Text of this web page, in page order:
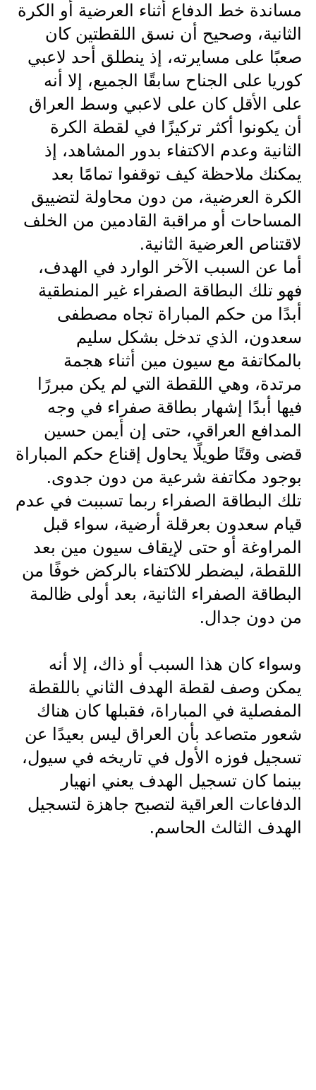
مساندة خط الدفاع أثناء العرضية أو الكرة
الثانية، وصحيح أن نسق اللقطتين كان
صعبًا على مسايرته، إذ ينطلق أحد لاعبي
كوريا على الجناح سابقًا الجميع، إلا أنه
على الأقل كان على لاعبي وسط العراق
أن يكونوا أكثر تركيزًا في لقطة الكرة
الثانية وعدم الاكتفاء بدور المشاهد، إذ
يمكنك ملاحظة كيف توقفوا تمامًا بعد
الكرة العرضية، من دون محاولة لتضييق
المساحات أو مراقبة القادمين من الخلف
لاقتناص العرضية الثانية.
أما عن السبب الآخر الوارد في الهدف،
فهو تلك البطاقة الصفراء غير المنطقية
أبدًا من حكم المباراة تجاه مصطفى
سعدون، الذي تدخل بشكل سليم
بالمكاتفة مع سيون مين أثناء هجمة
مرتدة، وهي اللقطة التي لم يكن مبررًا
فيها أبدًا إشهار بطاقة صفراء في وجه
المدافع العراقي، حتى إن أيمن حسين
قضى وقتًا طويلًا يحاول إقناع حكم المباراة
بوجود مكاتفة شرعية من دون جدوى.
تلك البطاقة الصفراء ربما تسببت في عدم
قيام سعدون بعرقلة أرضية، سواء قبل
المراوغة أو حتى لإيقاف سيون مين بعد
اللقطة، ليضطر للاكتفاء بالركض خوفًا من
البطاقة الصفراء الثانية، بعد أولى ظالمة
من دون جدال.
وسواء كان هذا السبب أو ذاك، إلا أنه
يمكن وصف لقطة الهدف الثاني باللقطة
المفصلية في المباراة، فقبلها كان هناك
شعور متصاعد بأن العراق ليس بعيدًا عن
تسجيل فوزه الأول في تاريخه في سيول،
بينما كان تسجيل الهدف يعني انهيار
الدفاعات العراقية لتصبح جاهزة لتسجيل
الهدف الثالث الحاسم.